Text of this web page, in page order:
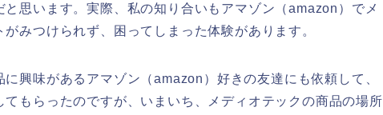
と思います。実際、私の知り合いもアマゾン（amazon）でメ
みつけられず、困ってしまった体験があります。
興味があるアマゾン（amazon）好きの友達にも依頼して、
てもらったのですが、いまいち、メディオテックの商品の場所